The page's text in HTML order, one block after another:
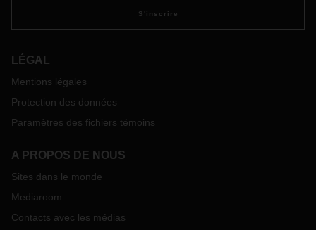
S'inscrire
LÉGAL
Mentions légales
Protection des données
Paramètres des fichiers témoins
A PROPOS DE NOUS
Sites dans le monde
Mediaroom
Contacts avec les médias